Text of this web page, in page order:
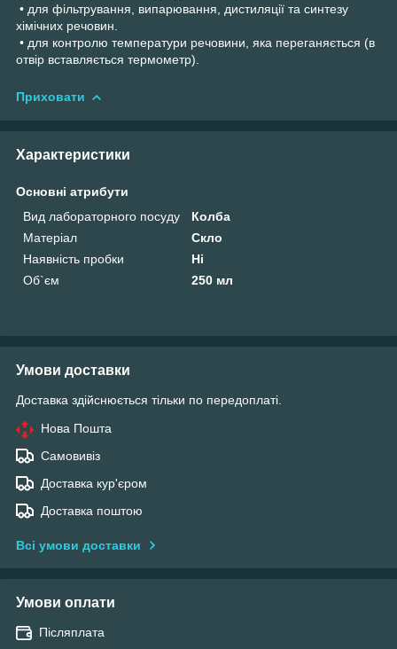
• для фільтрування, випарювання, дистиляції та синтезу
хімічних речовин.
• для контролю температури речовини, яка переганяється (в
отвір вставляється термометр).
Приховати
Характеристики
Основні атрибути
Вид лабораторного посуду
Колба
Матеріал
Скло
Наявність пробки
Ні
Об`єм
250 мл
Умови доставки
Доставка здійснюється тільки по передоплаті.
Нова Пошта
Самовивіз
Доставка кур'єром
Доставка поштою
Всі умови доставки
Умови оплати
Післяплата